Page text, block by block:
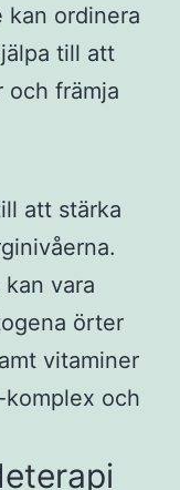
kan ordinera
till att
och främja
att stärka
vara
örter
vitaminer
och